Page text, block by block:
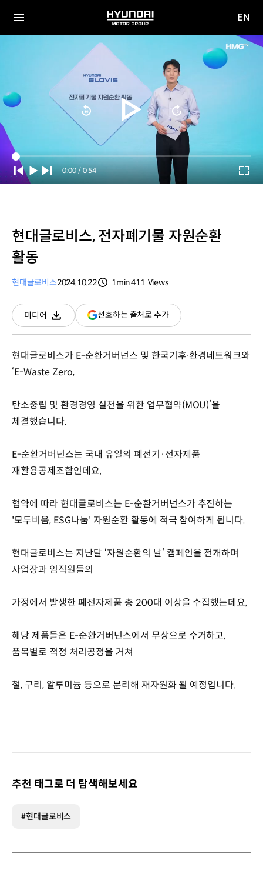
전체
HYUNDAI
MOTOR
GROUP
사이
EN
Current
Time
0:00 / Duration
0:54
현대글로비스, 전자폐기물 자원순환
활동
현대글로비스2024.10.22
1min411 Views
미디어
다운로드
선호하는 출처로 추가(새
창
현대글로비스가 E-순환거버넌스 및 한국기후∙환경네트워크와
‘E-Waste Zero,
탄소중립 및 환경경영 실천을 위한 업무협약(MOU)’을
체결했습니다.
E-순환거버넌스는 국내 유일의 폐전기·전자제품
재활용공제조합인데요,
협약에 따라 현대글로비스는 E-순환거버넌스가 추진하는
'모두비움, ESG나눔' 자원순환 활동에 적극 참여하게 됩니다.
현대글로비스는 지난달 ‘자원순환의 날’ 캠페인을 전개하며
사업장과 임직원들의
가정에서 발생한 폐전자제품 총 200대 이상을 수집했는데요,
해당 제품들은 E-순환거버넌스에서 무상으로 수거하고,
품목별로 적정 처리공정을 거쳐
철, 구리, 알루미늄 등으로 분리해 재자원화 될 예정입니다.
추천 태그로 더 탐색해보세요
#현대글로비스